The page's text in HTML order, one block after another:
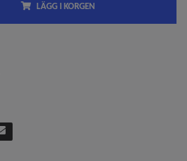
LÄGG I KORGEN